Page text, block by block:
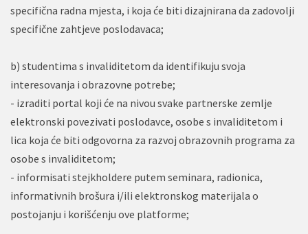
specifična radna mjesta, i koja će biti dizajnirana da zadovolji
specifične zahtjeve poslodavaca;
b) studentima s invaliditetom da identifikuju svoja
interesovanja i obrazovne potrebe;
- izraditi portal koji će na nivou svake partnerske zemlje
elektronski povezivati poslodavce, osobe s invaliditetom i
lica koja će biti odgovorna za razvoj obrazovnih programa za
osobe s invaliditetom;
- informisati stejkholdere putem seminara, radionica,
informativnih brošura i/ili elektronskog materijala o
postojanju i korišćenju ove platforme;